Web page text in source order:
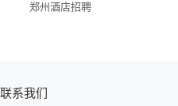
郑州酒店招聘
联系我们